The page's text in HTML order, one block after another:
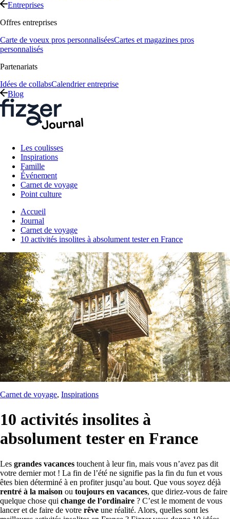
Entreprises
Offres entreprises
Carte de voeux pros personnaliséesCartes et magazines pros
personnalisés
Partenariats
Idées de collabsCalendrier entreprise
Blog
Les coulisses
Inspirations
Famille
Événement
Carnet de voyage
Point culture
Accueil
Journal
Carnet de voyage
10 activités insolites à absolument tester en France
Carnet de voyage, Inspirations
10 activités insolites à
absolument tester en France
Les grandes vacances touchent à leur fin, mais vous n’avez pas dit
votre dernier mot ! La fin de l’été ne signifie pas la fin du fun et vous
êtes bien déterminé à en profiter jusqu’au bout. Que vous soyez déjà
rentré à la maison ou toujours en vacances, que diriez-vous de faire
quelque chose qui change de l’ordinaire ? C’est le moment de vous
lancer et de faire de votre rêve une réalité. Alors, quelles sont les